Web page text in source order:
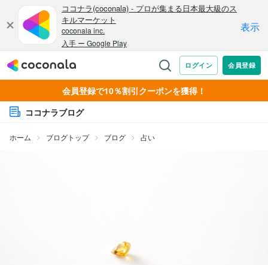
会員登録で10％割引クーポンを獲得！
ココナラブログ
ホーム ブログトップ ブログ 占い